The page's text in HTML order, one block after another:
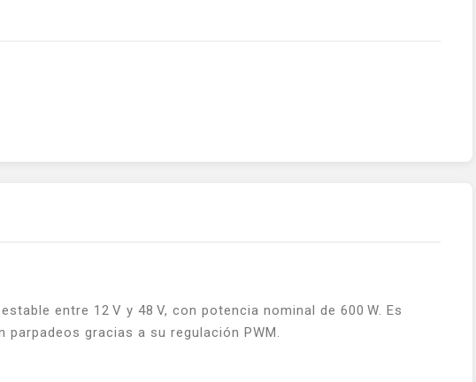
entre 12 V y 48 V, con potencia nominal de 600 W. Es
gracias a su regulación PWM.